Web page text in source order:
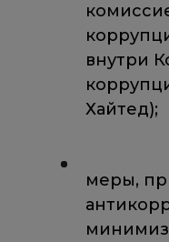
внутри
Хайтед);
меры,